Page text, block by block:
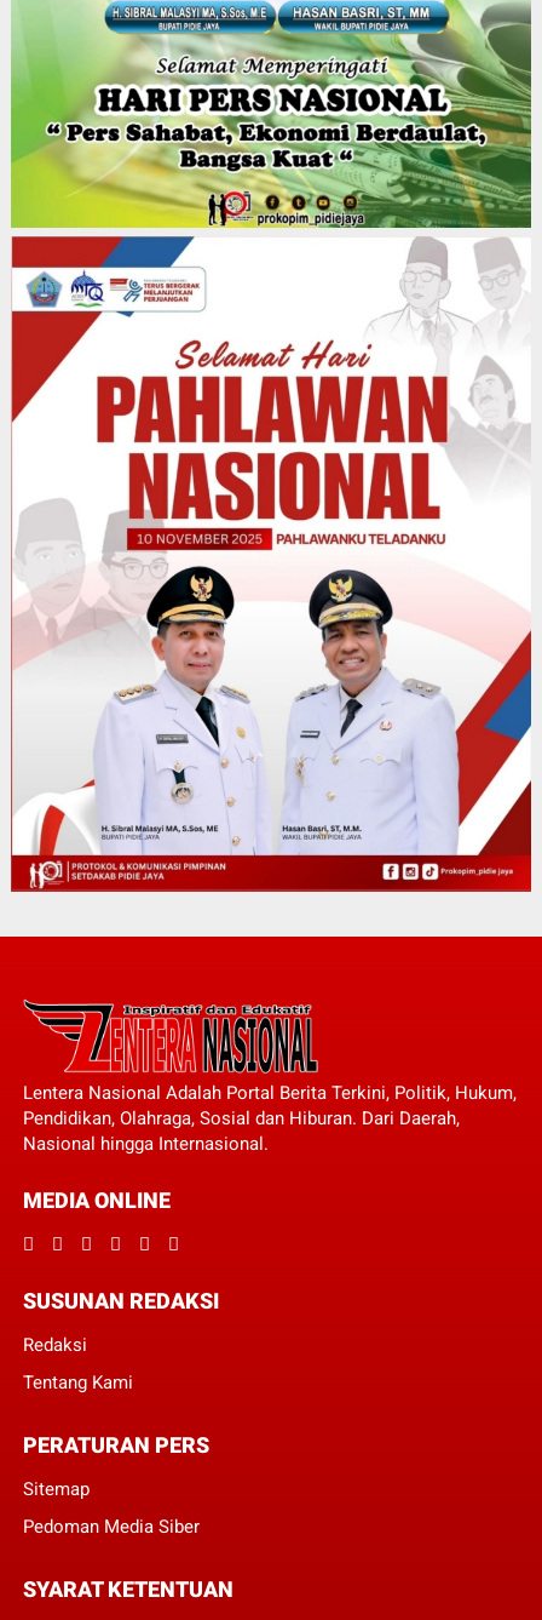
Lentera Nasional Adalah Portal Berita Terkini, Politik, Hukum,
Pendidikan, Olahraga, Sosial dan Hiburan. Dari Daerah,
Nasional hingga Internasional.
MEDIA ONLINE
SUSUNAN REDAKSI
Redaksi
Tentang Kami
PERATURAN PERS
Sitemap
Pedoman Media Siber
SYARAT KETENTUAN